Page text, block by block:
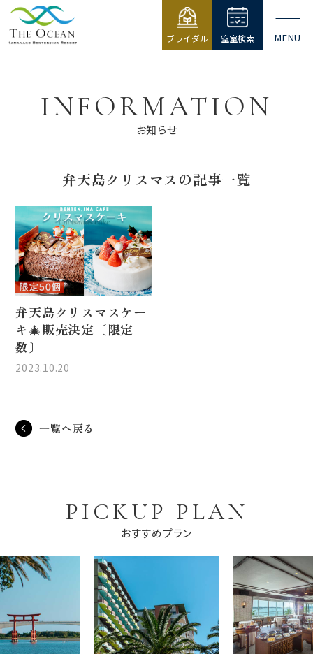
MENU
空室検索
ブライダル
リゾート THEINFORMATION
お知らせ
弁天島クリスマスの記事一覧
弁天島クリスマスケー
キ🎄販売決定〔限定
数〕
2023.10.20
一覧へ戻る
PICKUP PLAN
おすすめプラン